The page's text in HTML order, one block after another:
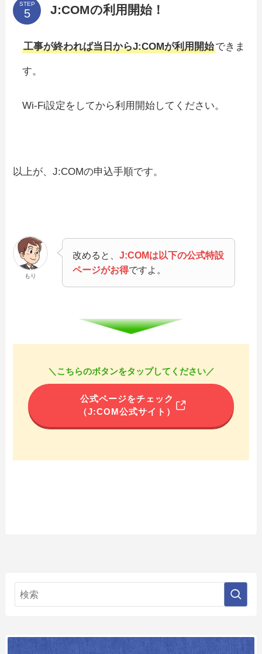
STEP J:COMの利用開始！
工事が終われば当日からJ:COMが利用開始できま
す。
Wi-Fi設定をしてから利用開始してください。
以上が、J:COMの申込手順です。
もり
改めると、 J:COMは以下の公式特設
ページがお得ですよ。
＼こちらのボタンをタップしてください／
公式ページをチェック
（J:COM公式サイト）